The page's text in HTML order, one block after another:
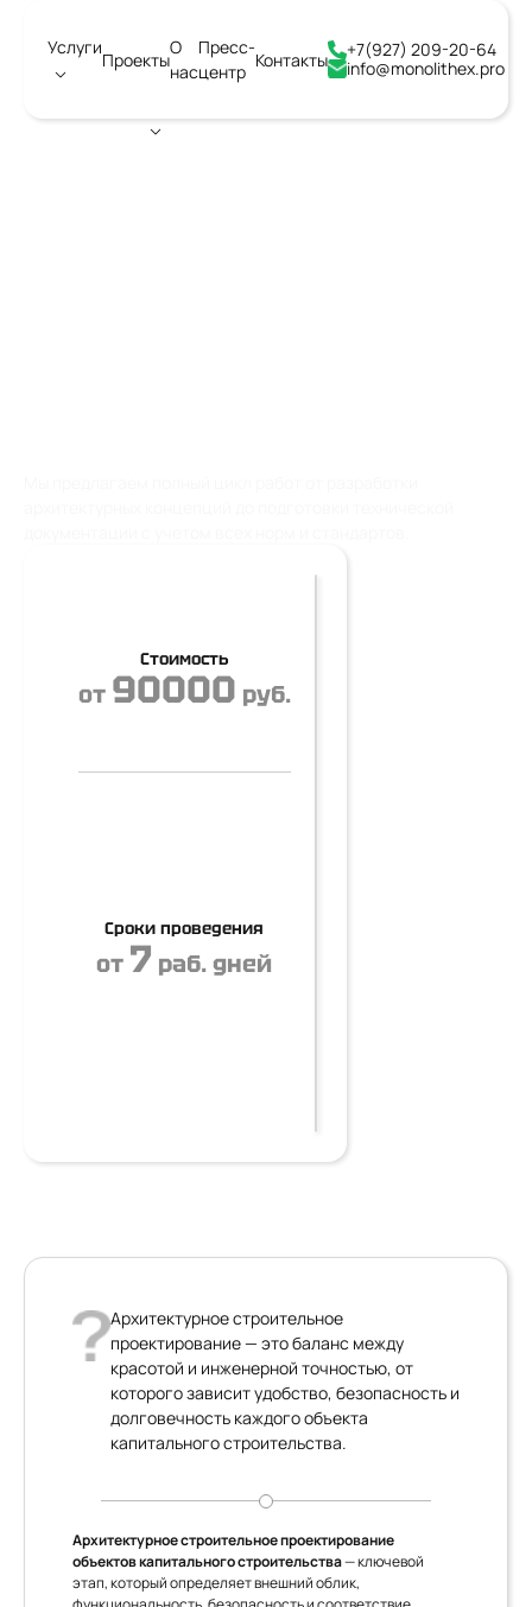
Услуги
Проекты
О
нас
Пресс-
центр
Контакты
+7(927) 209-20-64
info@monolithex.pro
Стоимость
от 90000 руб.
Сроки проведения
от 7 раб. дней
Архитектурное строительное
проектирование — это баланс между
красотой и инженерной точностью, от
которого зависит удобство, безопасность и
долговечность каждого объекта
капитального строительства.
Архитектурное строительное проектирование
объектов капитального строительства— ключевой
этап, который определяет внешний облик,